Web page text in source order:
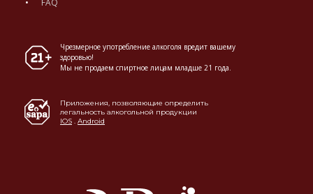
Чрезмерное употребление алкоголя вредит вашему
здоровью!
Мы не продаем спиртное лицам младше 21 года.
Приложения, позволяющие определить
легальность алкогольной продукции
IOS . Android